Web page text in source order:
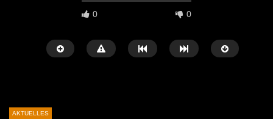
0 0
AKTUELLES